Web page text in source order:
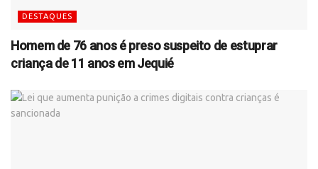
DESTAQUES
Homem de 76 anos é preso suspeito de estuprar
criança de 11 anos em Jequié